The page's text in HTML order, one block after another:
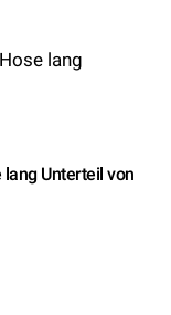
Unterteil von